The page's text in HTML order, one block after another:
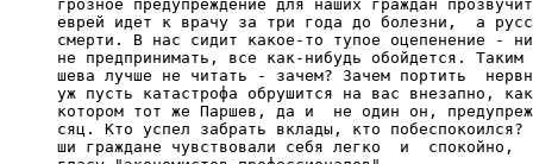
грозное предупреждение для наших граждан
еврей идет к врачу за три года до болезни,  а
смерти. В нас сидит какое-то тупое оцепенение -
не предпринимать, все как-нибудь обойдется. Таким
шева лучше не читать - зачем? Зачем портить
уж пусть катастрофа обрушится на вас внезапно,
котором тот же Паршев, да и  не один он,
сяц. Кто успел забрать вклады, кто побеспокоился?
ши граждане чувствовали себя легко  и  спокойно,